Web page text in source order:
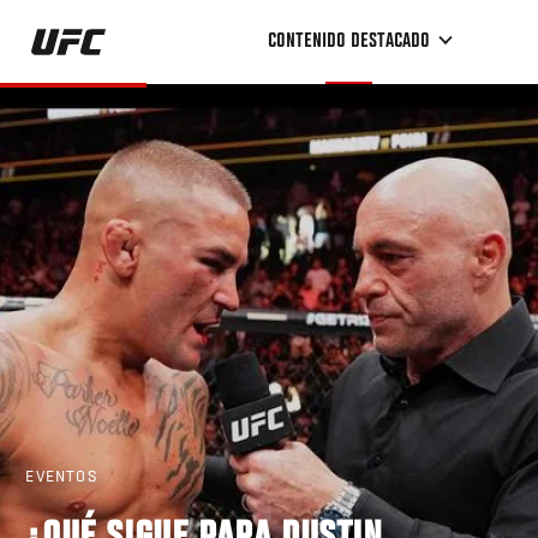
Pasar
contenido
principal
CONTENIDO DESTACADO
EVENTOS